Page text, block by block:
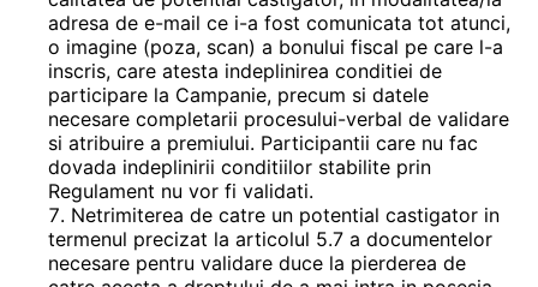
adresa de e-mail ce i-a fost comunicata tot atunci,
o imagine (poza, scan) a bonului fiscal pe care l-a
inscris, care atesta indeplinirea conditiei de
participare la Campanie, precum si datele
necesare completarii procesului-verbal de validare
si atribuire a premiului. Participantii care nu fac
dovada indeplinirii conditiilor stabilite prin
Regulament nu vor fi validati.
Netrimiterea de catre un potential castigator in
termenul precizat la articolul 5.7 a documentelor
necesare pentru validare duce la pierderea de